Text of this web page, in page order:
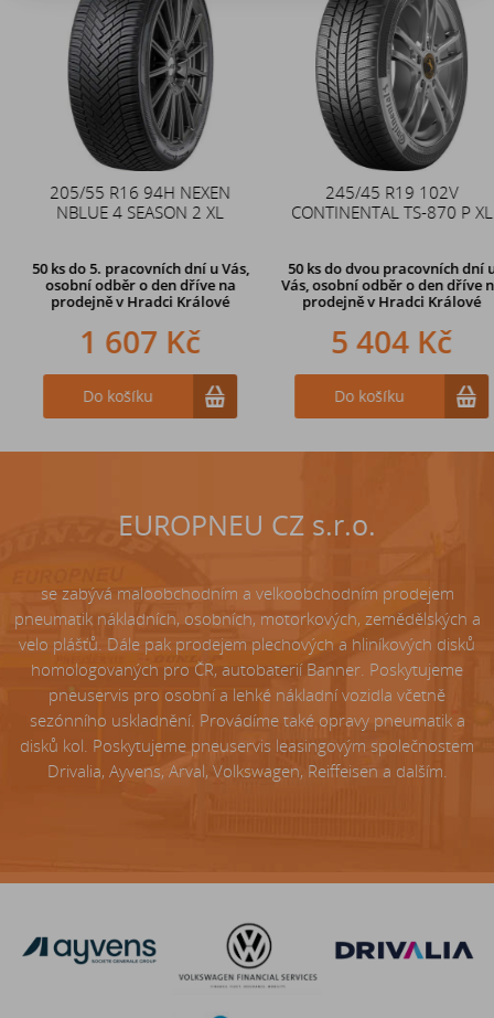
205/55 R16 94H NEXEN
NBLUE 4 SEASON 2 XL
50 ks do 5. pracovních dní u Vás,
osobní odběr o den dříve na
prodejněv Hradci Králové
1 607 Kč
Do košíku
245/45 R19 102V
CONTINENTAL TS-870 P XL
50 ks do dvou pracovních dní u
Vás, osobní odběr o den dřívena
prodejně v Hradci Králové
5 404 Kč
Do košíku
Duše 12x4 (4.00-4) kovový
zahnutý ventil TR87
242 Kč
Do košíku
EUROPNEU CZ s.r.o.
se zabývá maloobchodním a velkoobchodním prodejem
pneumatik nákladních, osobních, motorkových, zemědělských a
velo plášťů. Dále pak prodejem plechových a hliníkových disků
homologovaných pro ČR, autobaterií Banner. Poskytujeme
pneuservis pro osobní a lehké nákladní vozidla včetně
sezónního uskladnění. Provádíme také opravy pneumatik a
disků kol. Poskytujeme pneuservis leasingovým společnostem
Drivalia, Ayvens, Arval, Volkswagen, Reiffeisen a dalším.